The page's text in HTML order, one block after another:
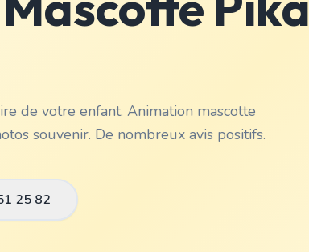
de votre enfant. Animation mascotte
souvenir. De nombreux avis positifs.
25 82